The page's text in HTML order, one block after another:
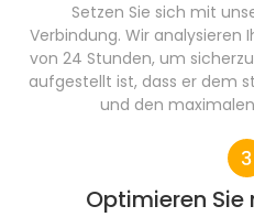
Setzen Sie sich mit
Verbindung. Wir analysieren
von 24 Stunden, um
aufgestellt ist, dass er dem
und den
Optimieren